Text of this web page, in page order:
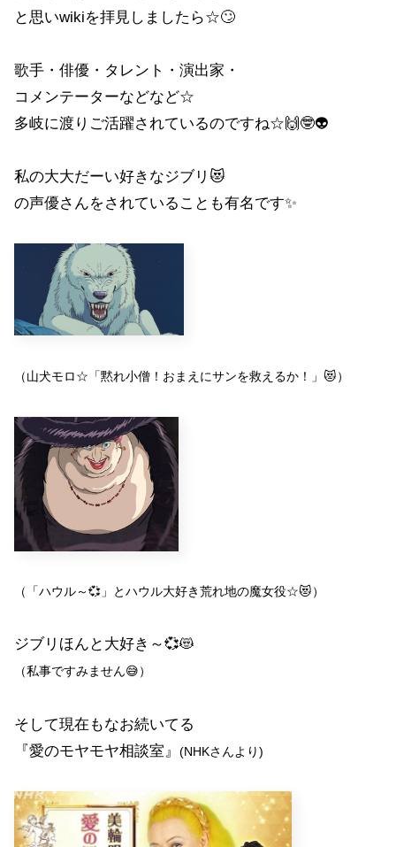
と思いwikiを拝見しましたら☆🙄
歌手・俳優・タレント・演出家・
コメンテーターなどなど☆
多岐に渡りご活躍されているのですね☆🙌🤓👽
私の大大だーい好きなジブリ😻
の声優さんをされていることも有名です✨
（山犬モロ☆「黙れ小僧！おまえにサンを救えるか！」 😻）
（「ハウル～💞」とハウル大好き荒れ地の魔女役☆😻）
ジブリほんと大好き～💞😻
（私事ですみません😅）
そして現在もなお続いてる
『愛のモヤモヤ相談室』 (NHKさんより)